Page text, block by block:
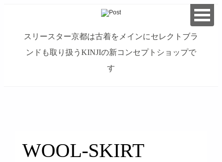
スリースター京都は古着をメインにセレクトブラ
ンドも取り扱うKINJIの新コンセプトショップで
す
WOOL-SKIRT